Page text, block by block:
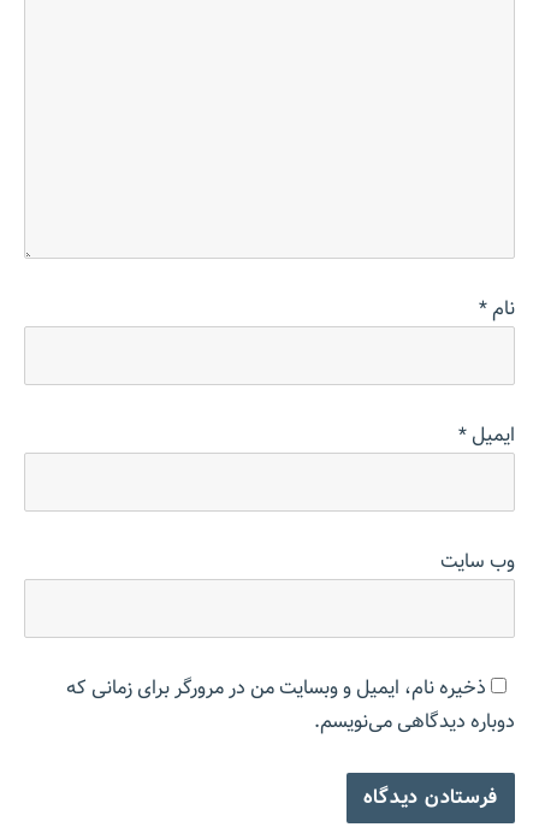
نام*
ایمیل*
وب‌ سایت
ذخیره نام، ایمیل و وبسایت من در مرورگر برای زمانی که
دوباره دیدگاهی می‌نویسم.